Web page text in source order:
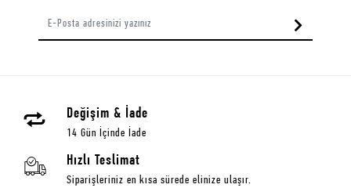
Değişim & İade
14 Gün İçinde İade
Hızlı Teslimat
Siparişleriniz en kısa sürede elinize ulaşır.